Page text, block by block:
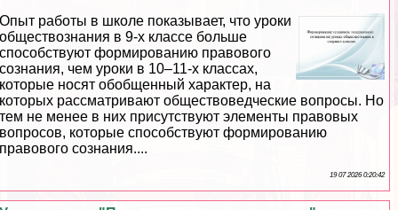
Опыт работы в школе показывает, что уроки
обществознания в 9-х классе больше
способствуют формированию правового
сознания, чем уроки в 10–11-х классах,
которые носят обобщенный хаpaктер, на
которых рассматривают обществоведческие вопросы. Но
тем не менее в них присутствуют элементы правовых
вопросов, которые способствуют формированию
правового сознания....
19 07 2026 0:20:42